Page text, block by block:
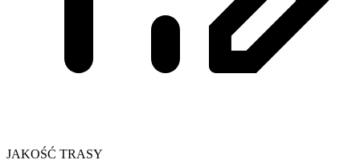
JAKOŚĆ TRASY